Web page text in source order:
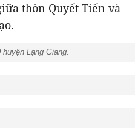
thôn Quyết Tiến và
Lạng Giang.